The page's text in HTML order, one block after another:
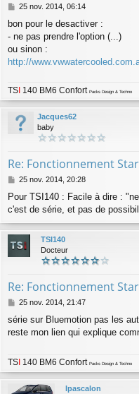
M
s
s
a
g
e
25 nov. 2014, 06:14
bon pour le desactiver :
- ne pas prendre l'option (...)
ou sinon :
http://
TSI 140 BM6 Confort Packs Design & Techno
Jacques62
baby
Re: Fonctionnement
M
s
s
g
e
25 nov. 2014, 20:28
Pour TSI140 : Facile à dire :
c'est de série, et pas de
TSI140
Docteur
Re: Fonctionnement
M
s
s
e
25 nov. 2014, 21:47
série sur Bluemotion pas les
reste mon lien qui explique
TS 140 BM6 Confort Packs Design & Techno
lpascalon